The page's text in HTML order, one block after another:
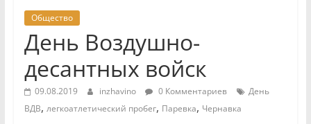
Общество
День Воздушно-
десантных войск
09.08.2019 inzhavino 0 Комментариев
День
ВДВ, легкоатлетический пробег, Паревка, Чернавка